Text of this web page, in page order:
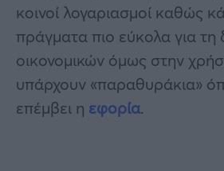
κοινοί λογαριασμοί καθώς
πράγματα πιο εύκολα για τη
οικονομικών όμως στην
υπάρχουν «παραθυράκια»
επέμβει η εφορία.